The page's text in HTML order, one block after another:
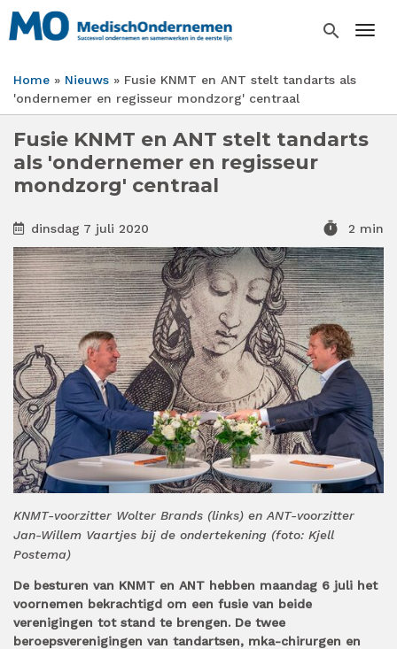
Overslaan
en
inhoud
gaan
search
Kruimelpad
Home Nieuws
Fusie KNMT en ANT stelt tandarts als
'ondernemer en regisseur mondzorg' centraal
Fusie KNMT en ANT stelt tandarts
als 'ondernemer en regisseur
mondzorg' centraal
dinsdag 7 juli 2020 timer 2 min
KNMT-voorzitter Wolter Brands (links) en ANT-voorzitter
Jan-Willem Vaartjes bij de ondertekening (foto: Kjell
Postema)
De besturen van KNMT en ANT hebben maandag 6 juli het
voornemen bekrachtigd om een fusie van beide
verenigingen tot stand te brengen. De twee
beroepsverenigingen van tandartsen, mka-chirurgen en